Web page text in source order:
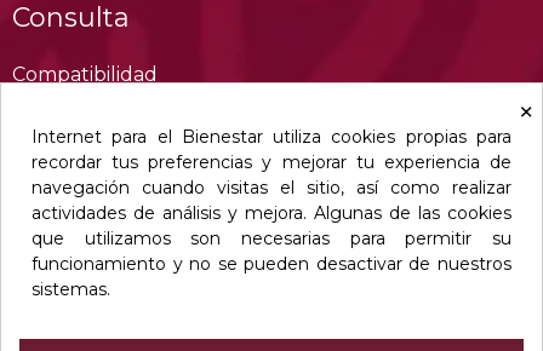
Consulta
Compatibilidad
Preguntas frecuentes
Tutoriales de configuración
¿Cómo cambiarte con tu mismo número?
Aviso de privacidad
×
Internet para el Bienestar utiliza cookies propias para
recordar tus preferencias y mejorar tu experiencia de
navegación cuando visitas el sitio, así como realizar
actividades de análisis y mejora. Algunas de las cookies
que utilizamos son necesarias para permitir su
funcionamiento y no se pueden desactivar de nuestros
sistemas.